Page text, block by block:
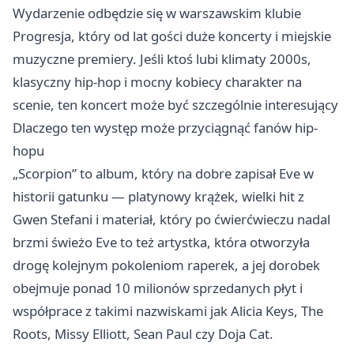
Wydarzenie odbędzie się w warszawskim klubie
Progresja, który od lat gości duże koncerty i miejskie
muzyczne premiery. Jeśli ktoś lubi klimaty 2000s,
klasyczny hip-hop i mocny kobiecy charakter na
scenie, ten koncert może być szczególnie interesujący
Dlaczego ten występ może przyciągnąć fanów hip-
hopu
„Scorpion” to album, który na dobre zapisał Eve w
historii gatunku — platynowy krążek, wielki hit z
Gwen Stefani i materiał, który po ćwierćwieczu nadal
brzmi świeżo Eve to też artystka, która otworzyła
drogę kolejnym pokoleniom raperek, a jej dorobek
obejmuje ponad 10 milionów sprzedanych płyt i
współprace z takimi nazwiskami jak Alicia Keys, The
Roots, Missy Elliott, Sean Paul czy Doja Cat.